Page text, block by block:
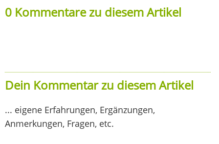
0 Kommentare zu diesem Artikel
Dein Kommentar zu diesem Artikel
... eigene Erfahrungen, Ergänzungen,
Anmerkungen, Fragen, etc.